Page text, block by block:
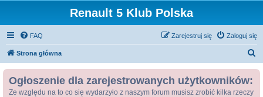
Renault 5 Klub Polska
FAQ Zaloguj się
Zarejestruj się
Strona główna
Ogłoszenie dla zarejestrowanych użytkowników:
Ze względu na to co się wydarzyło z naszym forum musisz zrobić kilka rzeczy